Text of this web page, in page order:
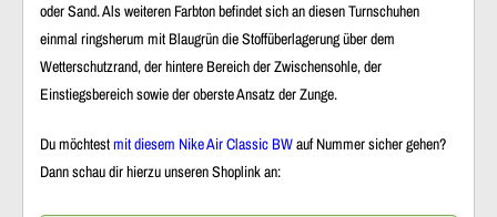
oder Sand. Als weiteren Farbton befindet sich an diesen Turnschuhen
einmal ringsherum mit Blaugrün die Stoffüberlagerung über dem
Wetterschutzrand, der hintere Bereich der Zwischensohle, der
Einstiegsbereich sowie der oberste Ansatz der Zunge.
Du möchtestmit diesem Nike Air Classic BWauf Nummer sicher gehen?
Dann schau dir hierzu unseren Shoplink an: